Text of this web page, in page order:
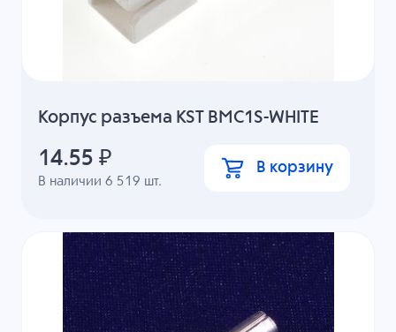
Корпус разъема KST BMC1S-WHITE
В наличии6 519 шт.
14.55 ₽ В корзину